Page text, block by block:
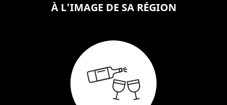
À L'IMAGE DE SA RÉGION